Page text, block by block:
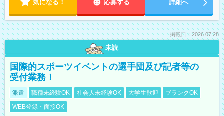
気になる！ 応募する 詳細へ
掲載日：2026.07.28
未読
国際的スポーツイベントの選手団及び記者等の
受付業務！
派遣 職種未経験OK 社会人未経験OK 大学生歓迎
ブランクOK
WEB登録・面接OK